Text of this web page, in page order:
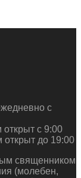
с
с 9:00
открыт до 19:00
священником
(молебен,